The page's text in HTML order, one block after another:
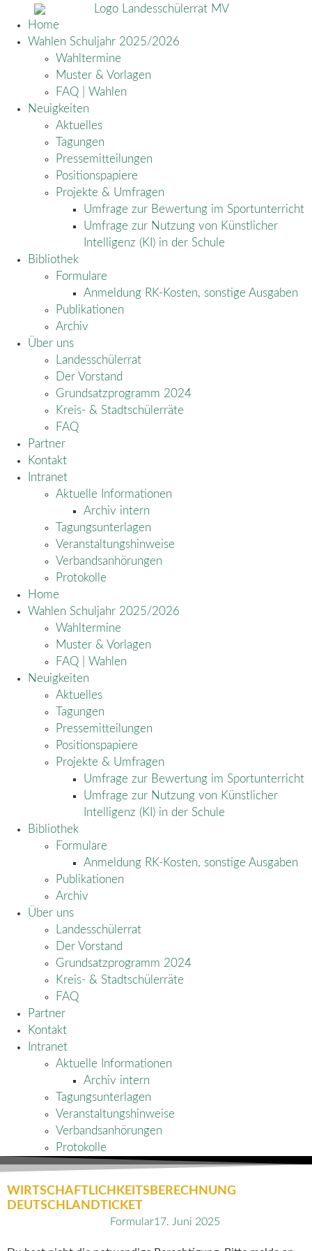
Home
Wahlen Schuljahr 2025/2026
Wahltermine
Muster & Vorlagen
FAQ | Wahlen
Neuigkeiten
Aktuelles
Tagungen
Pressemitteilungen
Positionspapiere
Projekte & Umfragen
Umfrage zur Bewertung im Sportunterricht
Umfrage zur Nutzung von Künstlicher
Intelligenz (KI) in der Schule
Bibliothek
Formulare
Anmeldung RK-Kosten, sonstige Ausgaben
Publikationen
Archiv
Über uns
Landesschülerrat
Der Vorstand
Grundsatzprogramm 2024
Kreis- & Stadtschülerräte
FAQ
Partner
Kontakt
Intranet
Aktuelle Informationen
Archiv intern
Tagungsunterlagen
Veranstaltungshinweise
Verbandsanhörungen
Protokolle
Home
Wahlen Schuljahr 2025/2026
Wahltermine
Muster & Vorlagen
FAQ | Wahlen
Neuigkeiten
Aktuelles
Tagungen
Pressemitteilungen
Positionspapiere
Projekte & Umfragen
Umfrage zur Bewertung im Sportunterricht
Umfrage zur Nutzung von Künstlicher
Intelligenz (KI) in der Schule
Bibliothek
Formulare
Anmeldung RK-Kosten, sonstige Ausgaben
Publikationen
Archiv
Über uns
Landesschülerrat
Der Vorstand
Grundsatzprogramm 2024
Kreis- & Stadtschülerräte
FAQ
Partner
Kontakt
Intranet
Aktuelle Informationen
Archiv intern
Tagungsunterlagen
Veranstaltungshinweise
Verbandsanhörungen
Protokolle
WIRTSCHAFTLICHKEITSBERECHNUNG
DEUTSCHLANDTICKET
Formular17. Juni 2025